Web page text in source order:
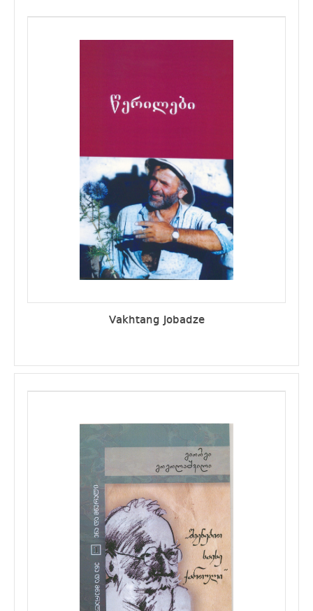
Vakhtang Jobadze